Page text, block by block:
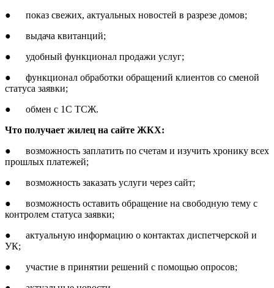
● показ свежих, актуальных новостей в разрезе домов;
● выдача квитанций;
● удобный функционал продажи услуг;
● функционал обработки обращений клиентов со сменой
статуса заявки;
● обмен с 1С ТСЖ.
Что получает жилец на сайте ЖКХ:
● возможность заплатить по счетам и изучить хронику всех
прошлых платежей;
● возможность заказать услуги через сайт;
● возможность оставить обращение на свободную тему с
контролем статуса заявки;
● актуальную информацию о контактах диспетчерской и
УК;
● участие в принятии решений с помощью опросов;